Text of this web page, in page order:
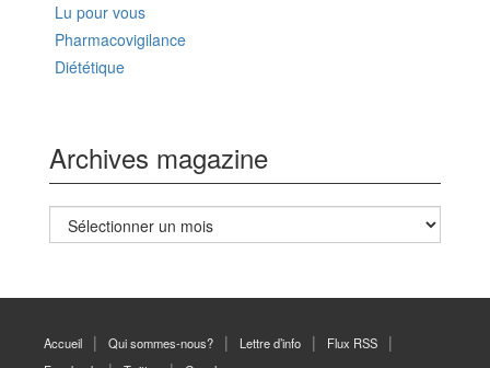
Lu pour vous
Pharmacovigilance
Diététique
Archives magazine
Archives
magazine
Accueil Qui sommes-nous? Lettre d’info
Flux RSS